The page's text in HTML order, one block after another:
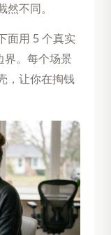
不同。
面用 5 个真实
界。每个场景
，让你在掏钱